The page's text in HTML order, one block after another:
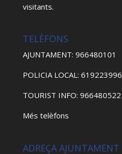
visitants.
TELÈFONS
AJUNTAMENT: 966480101
POLICIA LOCAL: 619223996
TOURIST INFO: 966480522
Més telèfons
ADREÇA AJUNTAMENT